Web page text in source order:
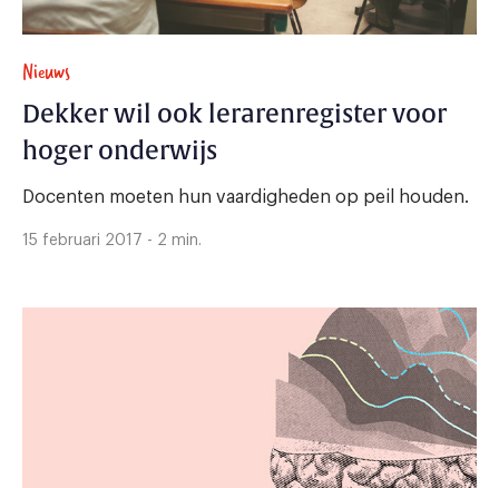
Nieuws
Dekker wil ook lerarenregister voor
hoger onderwijs
Docenten moeten hun vaardigheden op peil houden.
15 februari 2017 - 2 min.